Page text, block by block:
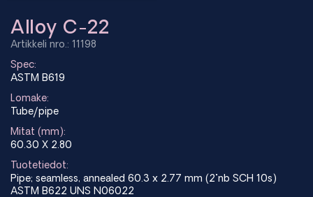
Alloy C-22
Artikkeli nro.: 11198
Spec:
ASTM B619
Lomake:
Tube/pipe
Mitat (mm):
60.30 X 2.80
Tuotetiedot:
Pipe; seamless, annealed 60.3 x 2.77 mm (2"nb SCH 10s)
ASTM B622 UNS N06022